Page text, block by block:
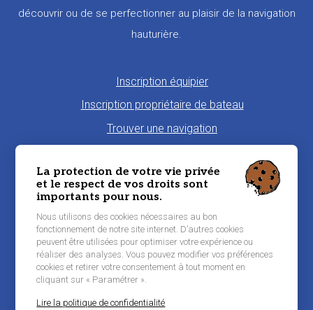
découvrir ou de se perfectionner au plaisir de la navigation
hauturière.
Inscription équipier
Inscription propriétaire de bateau
Trouver une navigation
La charte Morbi'Embark
Niveau de pratique maritime
Conditions générales d'utilisation
Contacter Morbi’Embark
Mentions légales
La protection de votre vie privée
et le respect de vos droits sont
importants pour nous.
Nous utilisons des cookies nécessaires au bon
fonctionnement de notre site internet. D’autres cookies
peuvent être utilisées pour optimiser votre expérience ou
réaliser des analyses. Vous pouvez modifier vos préférences
cookies et retirer votre consentement à tout moment en
cliquant sur « Paramétrer ».
Lire la politique de confidentialité